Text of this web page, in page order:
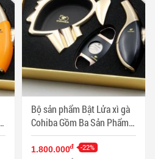
Bộ sản phẩm Bật Lửa xì gà
Cohiba Gồm Ba Sản Phẩm
Màu Đen - Mã SP: PKXG328
1.800.000đ -22%